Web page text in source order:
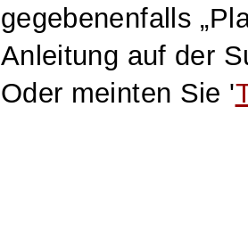
gegebenenfalls
Anleitung auf der
Oder meinten Sie '